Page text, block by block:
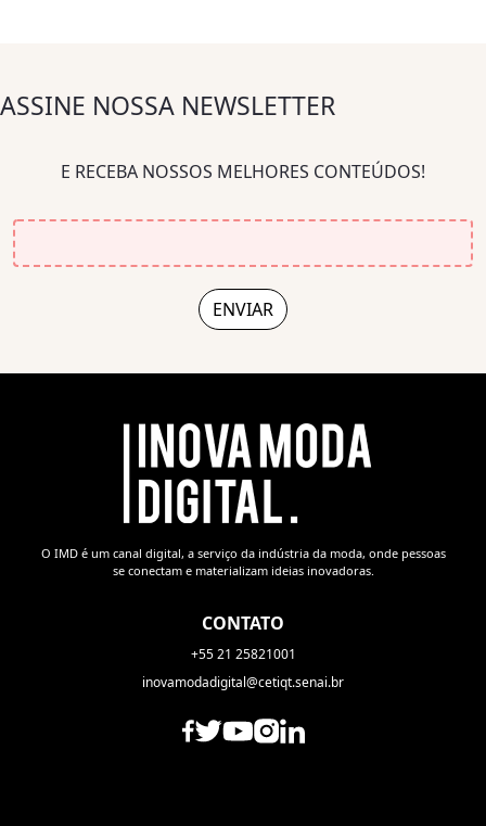
ASSINE NOSSA NEWSLETTER
E RECEBA NOSSOS MELHORES CONTEÚDOS!
O IMD é um canal digital, a serviço da indústria da moda, onde pessoas
se conectam e materializam ideias inovadoras.
CONTATO
+55 21 25821001
inovamodadigital@cetiqt.senai.br